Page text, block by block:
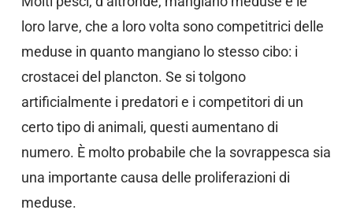
loro larve, che a loro volta sono competitrici delle
meduse in quanto mangiano lo stesso cibo: i
crostacei del plancton. Se si tolgono
artificialmente i predatori e i competitori di un
certo tipo di animali, questi aumentano di
numero. È molto probabile che la sovrappesca sia
una importante causa delle proliferazioni di
meduse.